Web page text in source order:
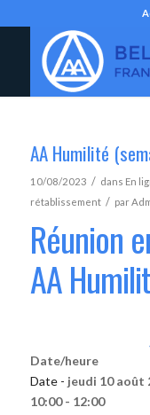
AA Humilité
10/08/2023 / dans En
rétablissement / par
Réunion
AA
Date/heure
Date - jeudi 10 août
10:00 - 12:00